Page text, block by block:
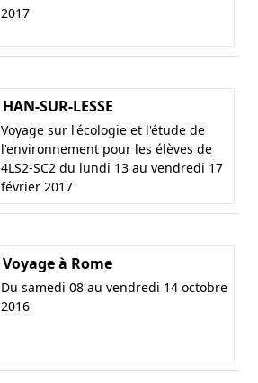
2017
HAN-SUR-LESSE
Voyage sur l'écologie et l'étude de
l'environnement pour les élèves de
4LS2-SC2 du lundi 13 au vendredi 17
février 2017
Voyage à Rome
Du samedi 08 au vendredi 14 octobre
2016